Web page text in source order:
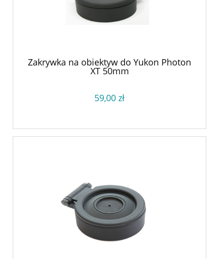
Zakrywka na obiektyw do Yukon Photon
XT 50mm
59,00 zł